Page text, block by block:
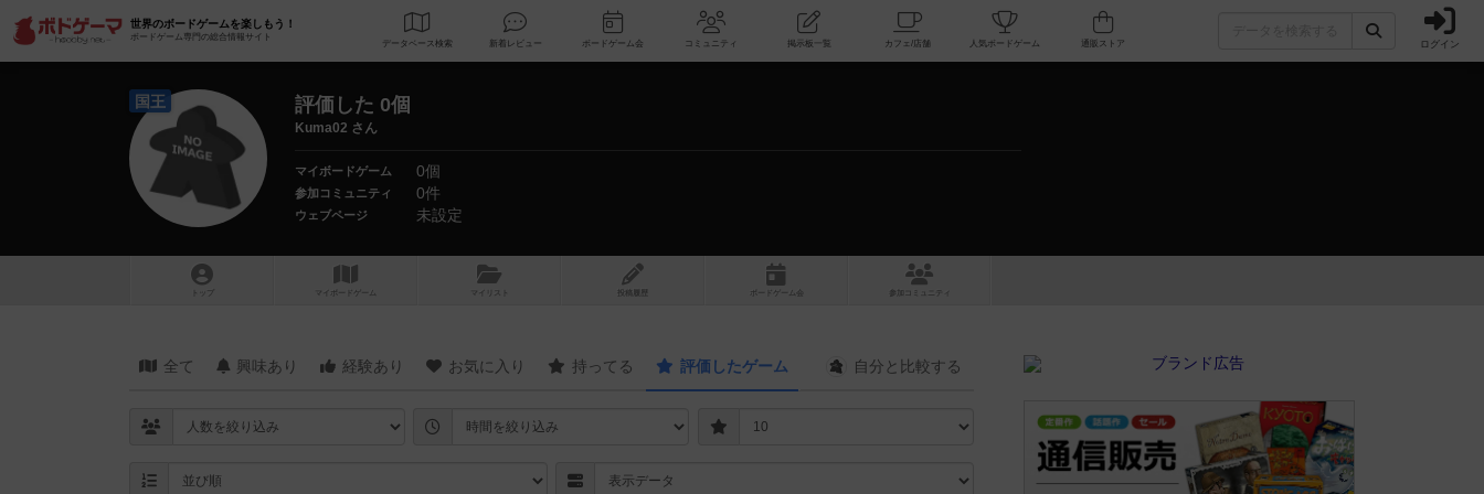
世界のボードゲームを楽しもう！
ボードゲーム専門の総合情報サイト
データベース 検索 新着レビュー ボードゲーム会 コミュニティ 掲示板一覧 カフェ/店舗 人気ボードゲーム ログイン
国王 評価した 0個
Kuma02 さん
マイボードゲーム 0個
参加コミュニティ 0件
ウェブページ 未設定
トップ マイボードゲーム マイリスト 投稿履歴 ボ ドゲ ーム コミュニティ
全て 興味あり 経験あり お気に入り 持ってる 評価したゲーム 自分と 比較する